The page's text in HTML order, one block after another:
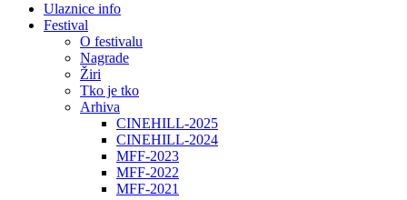
Ulaznice info
Festival
O festivalu
Nagrade
Žiri
Tko je tko
Arhiva
CINEHILL-2025
CINEHILL-2024
MFF-2023
MFF-2022
MFF-2021